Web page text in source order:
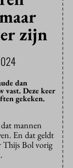
zijn
dan
vast. Deze keer
gekeken.
mannen
En dat geldt
Thijs Bol vorig